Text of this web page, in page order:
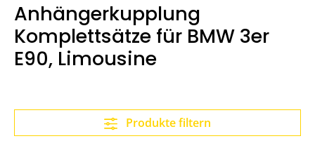
Anhängerkupplung
Komplettsätze für BMW 3er
E90, Limousine
Produkte filtern